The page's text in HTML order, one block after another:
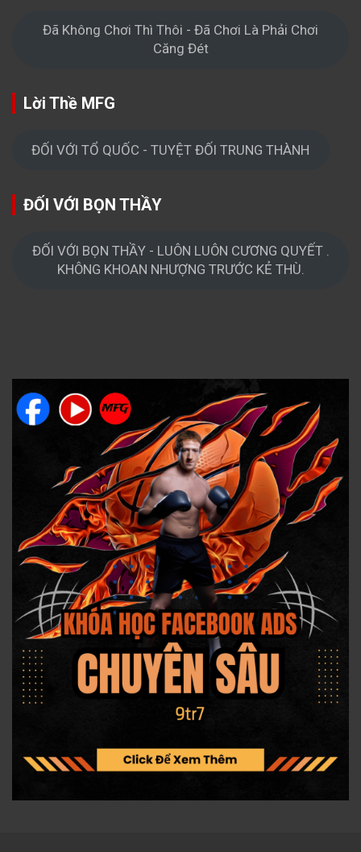
Đã Không Chơi Thì Thôi - Đã Chơi Là Phải Chơi
Căng Đét
Lời Thề MFG
ĐỐI VỚI TỔ QUỐC - TUYỆT ĐỐI TRUNG THÀNH
ĐỐI VỚI BỌN THẦY
ĐỐI VỚI BỌN THẦY - LUÔN LUÔN CƯƠNG QUYẾT .
KHÔNG KHOAN NHƯỢNG TRƯỚC KẺ THÙ.